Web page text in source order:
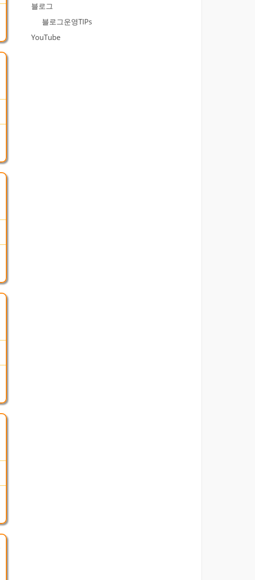
블로그
블로그운영TIPs
YouTube